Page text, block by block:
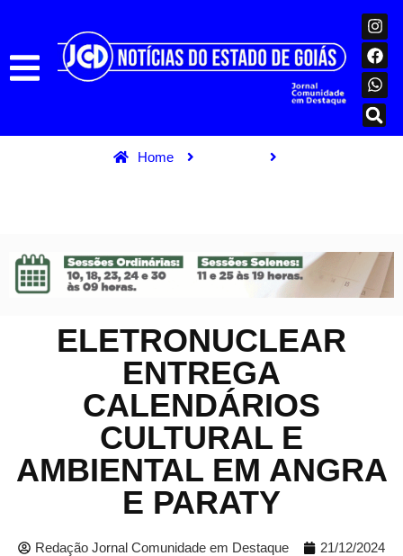
Home
ELETRONUCLEAR
ENTREGA
CALENDÁRIOS
CULTURAL E
AMBIENTAL EM ANGRA
E PARATY
Redação Jornal Comunidade em Destaque
21/12/2024